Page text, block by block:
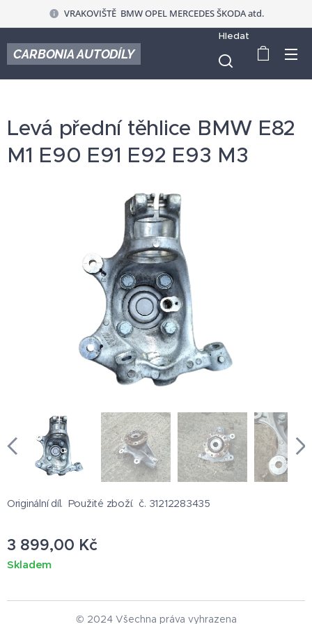
VRAKOVIŠTĚ BMW OPEL MERCEDES ŠKODA atd.
CARBONIA AUTODÍLY
Hledat
Levá přední těhlice BMW E82
M1 E90 E91 E92 E93 M3
Originální díl. Použité zboží. č. 31212283435
3 899,00 Kč
Skladem
© 2024 Všechna práva vyhrazena